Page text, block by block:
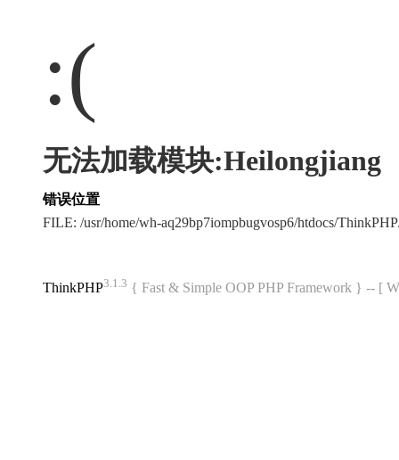
:(
无法加载模块:Heilongjiang
错误位置
FILE: /usr/home/wh-aq29bp7iompbugvosp6/htdocs/
ThinkPHP3.1.3 { Fast & Simple OOP PHP Framework } -- [